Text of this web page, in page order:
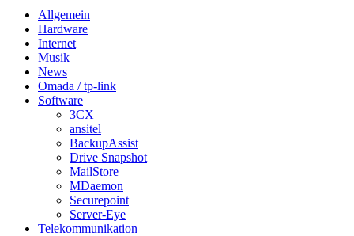
Allgemein
Hardware
Internet
Musik
News
Omada / tp-link
Software
3CX
ansitel
BackupAssist
Drive Snapshot
MailStore
MDaemon
Securepoint
Server-Eye
Telekommunikation